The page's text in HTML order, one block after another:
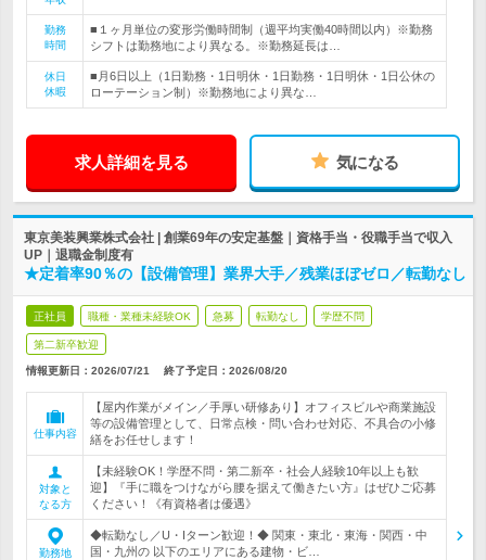
勤務
時間
■１ヶ月単位の変形労働時間制（週平均実働40時間以内）※勤務
シフトは勤務地により異なる。※勤務延長は…
休日
休暇
■月6日以上（1日勤務・1日明休・1日勤務・1日明休・1日公休の
ローテーション制）※勤務地により異な…
求人詳細を見る 気になる
東京美装興業株式会社 | 創業69年の安定基盤｜資格手当・役職手当で収入
UP｜退職金制度有
★定着率90％の【設備管理】業界大手／残業ほぼゼロ／転勤なし
正社員 職種・業種未経験OK 急募 転勤なし 学歴不問
第二新卒歓迎
情報更新日：2026/07/21 終了予定日： 2026/08/20
仕事内容
【屋内作業がメイン／手厚い研修あり】オフィスビルや商業施設
等の設備管理として、日常点検・問い合わせ対応、不具合の小修
繕をお任せします！
対象と
なる方
【未経験OK！学歴不問・第二新卒・社会人経験10年以上も歓
迎】『手に職をつけながら腰を据えて働きたい方』はぜひご応募
ください！《有資格者は優遇》
勤務地
◆転勤なし／U・Iターン歓迎！◆ 関東・東北・東海・関西・中
国・九州の 以下のエリアにある建物・ビ…